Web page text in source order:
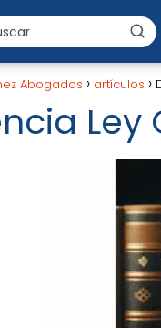
Abogados artículos
Ley